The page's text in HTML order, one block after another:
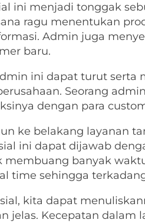
ini menjadi tonggak
ragu menentukan
Admin juga
baru.
ini dapat turut serta
Seorang
dengan para
ke belakang layanan
ini dapat dijawab
banyak
time sehingga
kita dapat
jelas. Kecepatan